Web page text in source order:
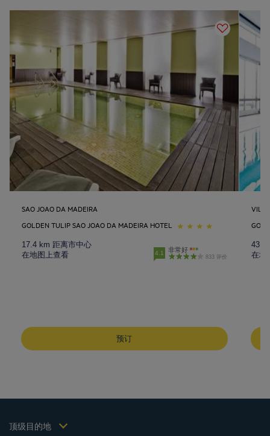
SAO JOAO DA MADEIRA
GOLDEN TULIP SAO JOAO DA MADEIRA HOTEL
17.4 km 距离市中心
在地图上查看
4.1 非常好
833 评价
预订
VILA
43
在地
顶级目的地
峨嵋山酒店
昆明酒店
上海酒店
Hôtels Saint-Malo
个人数据政策